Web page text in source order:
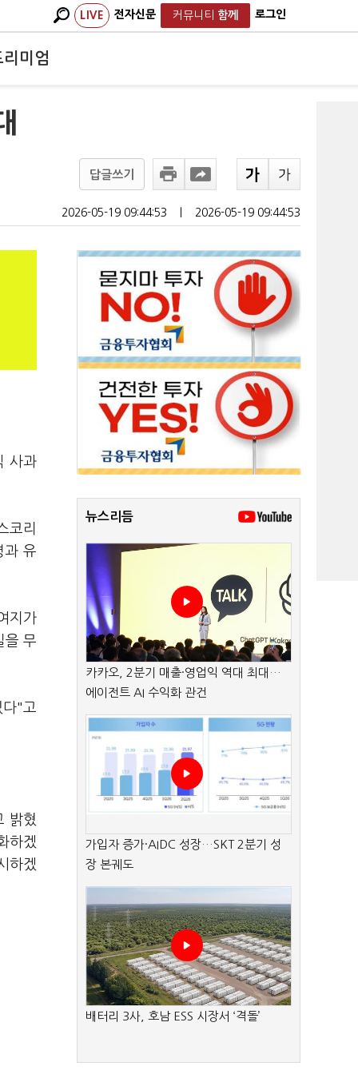
LIVE 전자신문 커뮤니티 함께 로그인
리미엄
답글쓰기
2026-05-19 09:44:53 2026-05-19 09:44:53
사과
코리
과 유
지가
을 무
다"고
밝혔
하겠
하겠
뉴스리듬
카카오, 2분기 매출·영업익 역대 최대…
에이전트 AI 수익화 관건
가입자 증가·AIDC 성장…SKT 2분기 성
장 본궤도
배터리 3사, 호남 ESS 시장서 ‘격돌’